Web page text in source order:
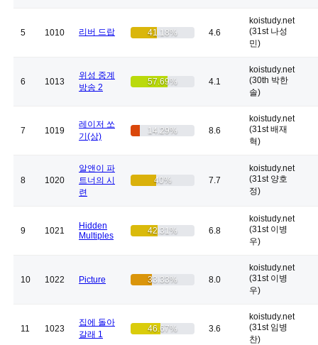
5 1010 리버 드랍 41.18% 4.6
koistudy.net
(31st 나성
민)
6 1013
위성 중계
방송 2
57.69% 4.1
koistudy.net
(30th 박한
솔)
7 1019
레이저 쏘
기(상)
14.29% 8.6
koistudy.net
(31st 배재
혁)
8 1020
알앤이 파
트너의 시
련
40% 7.7
koistudy.net
(31st 양호
정)
9 1021
Hidden
Multiples
42.31% 6.8
koistudy.net
(31st 이병
우)
10 1022 Picture 33.33% 8.0
koistudy.net
(31st 이병
우)
11 1023
집에 돌아
갈래 1
46.67% 3.6
koistudy.net
(31st 임병
찬)